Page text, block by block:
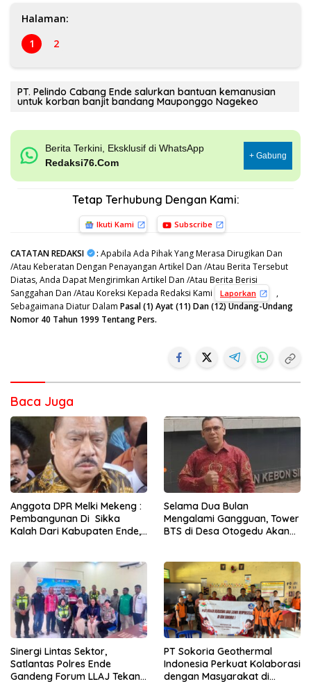
Halaman:
1
2
PT. Pelindo Cabang Ende salurkan bantuan kemanusian
untuk korban banjit bandang Mauponggo Nagekeo
Berita Terkini, Eksklusif di WhatsApp
Redaksi76.Com
+ Gabung
Tetap Terhubung Dengan Kami:
Ikuti Kami Subscribe
CATATAN REDAKSI : Apabila Ada Pihak Yang Merasa Dirugikan Dan
/Atau Keberatan Dengan Penayangan Artikel Dan /Atau Berita Tersebut
Diatas, Anda Dapat Mengirimkan Artikel Dan /Atau Berita Berisi
Sanggahan Dan /Atau Koreksi Kepada Redaksi Kami
Laporkan
,
Sebagaimana Diatur Dalam Pasal (1) Ayat (11) Dan (12) Undang-Undang
Nomor 40 Tahun 1999 Tentang Pers.
Baca Juga
Anggota DPR Melki Mekeng :
Pembangunan Di Sikka
Kalah Dari Kabupaten Ende,
Selama Dua Bulan
Mengalami Gangguan, Tower
BTS di Desa Otogedu Akan
Sinergi Lintas Sektor,
Satlantas Polres Ende
Gandeng Forum LLAJ Tekan
PT Sokoria Geothermal
Indonesia Perkuat Kolaborasi
dengan Masyarakat di